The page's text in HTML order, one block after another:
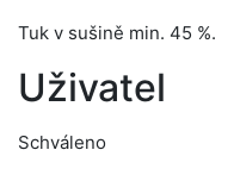
Tuk v sušině min. 45 %.
Uživatel
Schváleno